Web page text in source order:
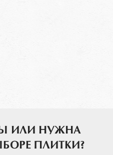
ИЛИ НУЖНА
ПЛИТКИ?